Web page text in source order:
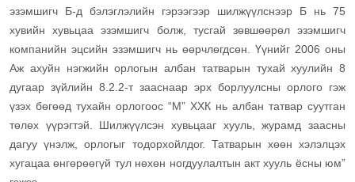
эзэмшигч Б-д бэлэглэлийн гэрээгээр шилжүүлснээр Б нь 75
хувийн хувьцаа эзэмшигч болж, тусгай зөвшөөрөл эзэмшигч
компанийн эцсийн эзэмшигч нь өөрчлөгдсөн. Үүнийг 2006 оны
Аж ахуйн нэгжийн орлогын албан татварын тухай хуулийн 8
дугаар зүйлийн 8.2.2-т зааснаар эрх борлуулсны орлого гэж
үзэх бөгөөд тухайн орлогоос “М” ХХК нь албан татвар суутган
төлөх үүрэгтэй. Шилжүүлсэн хувьцааг хууль, журамд заасны
дагуу үнэлж, орлогыг тодорхойлдог. Татварын хөөн хэлэлцэх
хугацаа өнгөрөөгүй тул нөхөн ногдуулалтын акт хууль ёсны юм”